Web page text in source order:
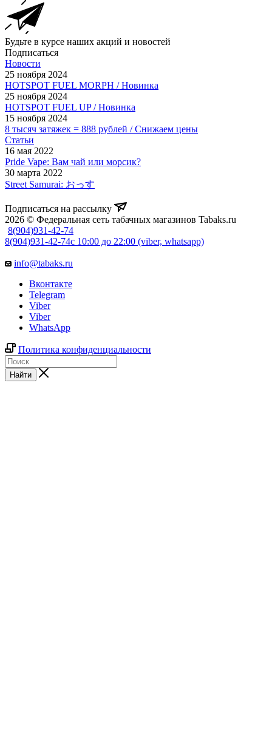
Будьте в курсе наших акций и новостей
Подписаться
Новости
25 ноября 2024
HOTSPOT FUEL MORPH / Новинка
25 ноября 2024
HOTSPOT FUEL UP / Новинка
15 ноября 2024
8 тысяч затяжек = 888 рублей / Снижаем цены
Статьи
16 мая 2022
Pride Vape: Вам чай или морсик?
30 марта 2022
Street Samurai: おっす
Подписаться на рассылку
2026 © Федеральная сеть табачных магазинов Tabaks.ru
8(904)931-42-74
8(904)931-42-74с 10:00 до 22:00 (viber, whatsapp)
info@tabaks.ru
Вконтакте
Telegram
Viber
Viber
WhatsApp
Политика конфиденциальности
Найти